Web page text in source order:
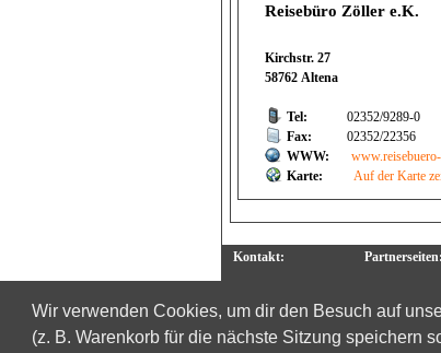
Wir verwenden Cookies, um dir den Besuch auf
(z. B. Warenkorb für die nächste Sitzung speichern
Reisebüro Zöller e.K.
Kirchstr. 27
58762 Altena
Tel:
02352/9289-0
Fax:
02352/22356
WWW:
Karte:
Auf der Karte
Kontakt:
Datenschutz
Sitemap
Partnerseiten: